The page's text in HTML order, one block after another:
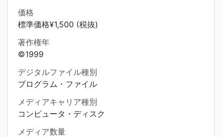
価格
標準価格¥1,500 (税抜)
著作権年
©1999
デジタルファイル種別
プログラム・ファイル
メディアキャリア種別
コンピュータ・ディスク
メディア数量